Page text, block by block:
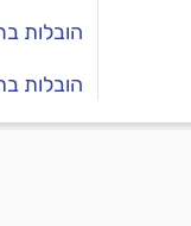
הובלות
הובלות